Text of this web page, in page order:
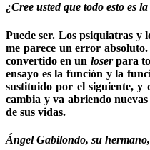
¿Cree usted que todo esto es
Puede ser. Los psiquiatras y
me parece un error
convertido en un loserpara
ensayo es la función y la
sustituido por el siguiente, y
cambia y va abriendo
de sus vidas.
Ángel Gabilondo, su